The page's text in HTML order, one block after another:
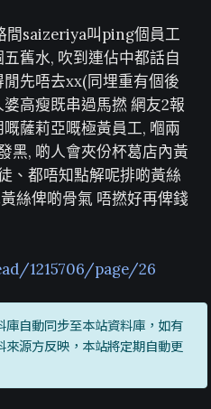
間saizeriya叫ping個員工
舊水, 吹到連佔中都話自
先唔去xx(同埋重有個後
高瘦既串過馬撚 網友2報
薩莉亞嘅極黃員工, 嗰兩
黑, 啲人會夾份杯葛店內黃
、都唔知點解呢排啲黃絲
絲俾啲骨氣 唔撚好再俾錢
1215706/page/26
自動同步至本站資料庫，如有
源方反映，本站將定期自動更